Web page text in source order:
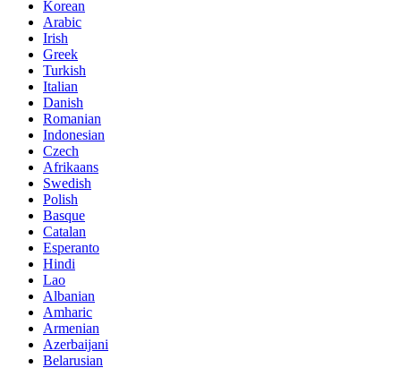
Korean
Arabic
Irish
Greek
Turkish
Italian
Danish
Romanian
Indonesian
Czech
Afrikaans
Swedish
Polish
Basque
Catalan
Esperanto
Hindi
Lao
Albanian
Amharic
Armenian
Azerbaijani
Belarusian